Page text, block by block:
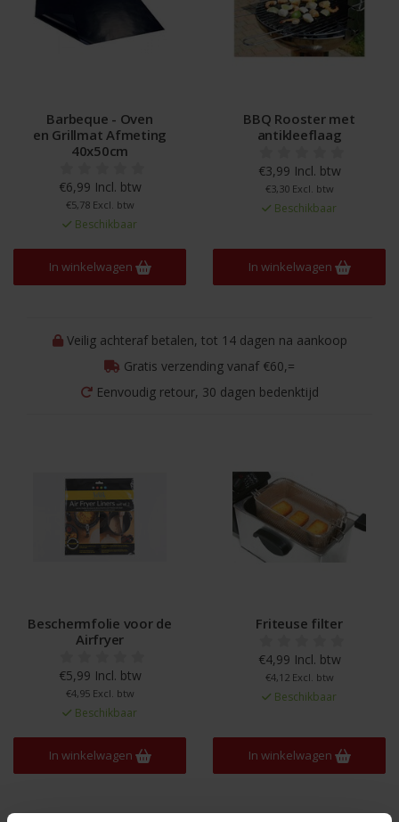
Barbeque - Oven
en Grillmat Afmeting
40x50cm
€6,99 Incl. btw
€5,78 Excl. btw
Beschikbaar
In winkelwagen
BBQ Rooster met
antikleeflaag
€3,99 Incl. btw
€3,30 Excl. btw
Beschikbaar
In winkelwagen
Veilig achteraf betalen, tot 14 dagen na aankoop
Gratis verzending vanaf €60,=
Eenvoudig retour, 30 dagen bedenktijd
Beschermfolie voor de
Airfryer
€5,99 Incl. btw
€4,95 Excl. btw
Beschikbaar
In winkelwagen
Friteuse filter
€4,99 Incl. btw
€4,12 Excl. btw
Beschikbaar
In winkelwagen